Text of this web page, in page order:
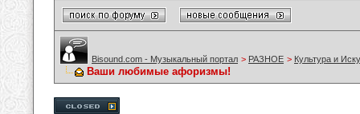
Bisound.com - Музыкальный портал > РАЗНОЕ > Культура и
Ваши любимые афоризмы!